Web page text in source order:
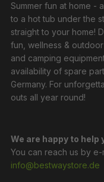
Summer fun at home -
to a hot tub under the
straight to your home!
fun, wellness &
and camping
availability of spare
Germany. For
outs all year round!
We are happy to help
You can reach us by e-
info@bestwaystore.de